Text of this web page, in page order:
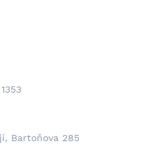
Bartoňova 285